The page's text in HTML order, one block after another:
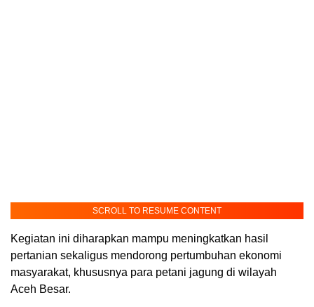
SCROLL TO RESUME CONTENT
Kegiatan ini diharapkan mampu meningkatkan hasil
pertanian sekaligus mendorong pertumbuhan ekonomi
masyarakat, khususnya para petani jagung di wilayah
Aceh Besar.